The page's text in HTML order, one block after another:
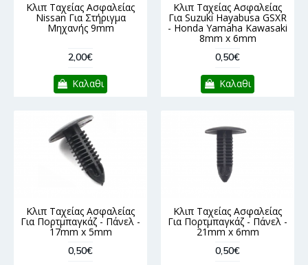
Κλιπ Ταχείας Ασφαλείας
Nissan Για Στήριγμα
Μηχανής 9mm
2,00€
Καλαθι
Κλιπ Ταχείας Ασφαλείας
Για Suzuki Hayabusa GSXR
- Honda Yamaha Kawasaki
8mm x 6mm
0,50€
Καλαθι
Κλιπ Ταχείας Ασφαλείας
Για Πορτμπαγκάζ - Πάνελ -
17mm x 5mm
0,50€
Κλιπ Ταχείας Ασφαλείας
Για Πορτμπαγκάζ - Πάνελ -
21mm x 6mm
0,50€